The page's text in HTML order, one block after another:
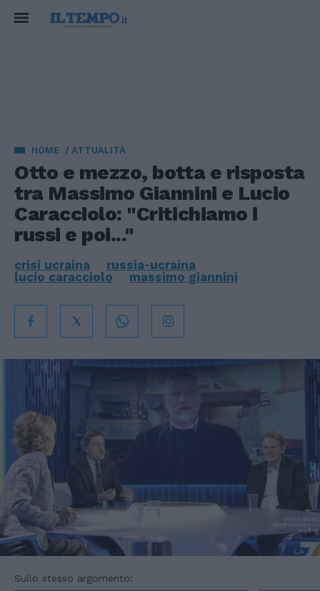
HOME ATTUALITÀ
Otto e mezzo, botta e risposta
tra Massimo Giannini e Lucio
Caracciolo: "Critichiamo i
russi e poi..."
crisi ucraina
russia-ucraina
lucio caracciolo
massimo giannini
Sullo stesso argomento: